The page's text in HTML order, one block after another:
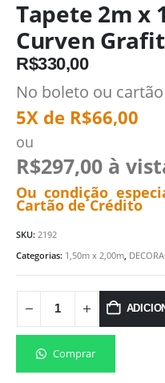
Tapete 2m x
Curven
R$330,00
No boleto ou
5X de R$66,00
ou
R$297,00 à
Ou condição
Cartão de Crédito
SKU: 2192
Categorias: 1,50m x 2,00m
Comprar